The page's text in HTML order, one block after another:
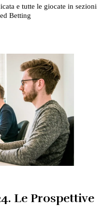
e tutte le giocate in sezioni
Betting
Le Prospettive